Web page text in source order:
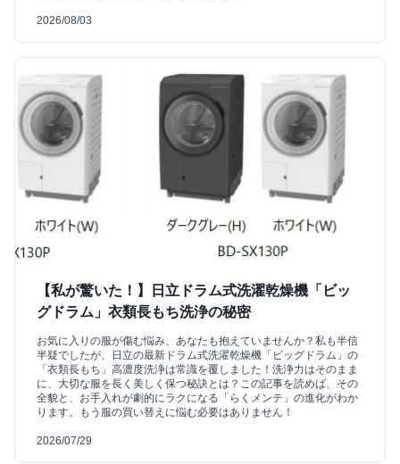
2026/08/03
【私が驚いた！】日立ドラム式洗濯乾燥機「ビッ
グドラム」衣類長もち洗浄の秘密
お気に入りの服が傷む悩み、あなたも抱えていませんか？私も半信
半疑でしたが、日立の最新ドラム式洗濯乾燥機「ビッグドラム」の
「衣類長もち」高濃度洗浄は常識を覆しました！洗浄力はそのまま
に、大切な服を長く美しく保つ秘訣とは？この記事を読めば、その
全貌と、お手入れが劇的にラクになる「らくメンテ」の進化がわか
ります。もう服の買い替えに悩む必要はありません！
2026/07/29